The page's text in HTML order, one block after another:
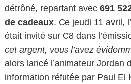
détrôné, repartant avec 691
de cadeaux. Ce jeudi 11 avril,
était invité sur C8 dans
cet argent, vous l’avez
alors lancé l’animateur Jordan
information réfutée par Paul El